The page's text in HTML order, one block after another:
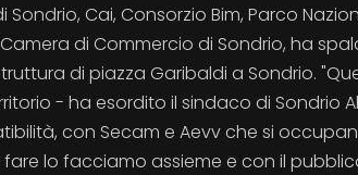
Cai, Consorzio Bim, Parco
di Commercio di Sondrio, ha
di piazza Garibaldi a Sondrio.
- ha esordito il sindaco di Sondrio
con Secam e Aevv che si
lo facciamo assieme e con il